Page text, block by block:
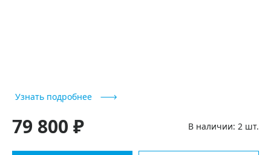
Узнать подробнее
79 800 ₽ В наличии: 2 шт.